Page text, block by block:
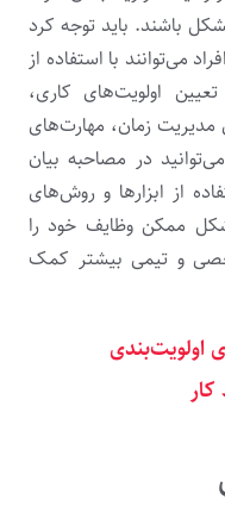
باشند. باید توجه کرد
می‌توانند با استفاده از
اولویت‌های کاری،
مدیریت زمان، مهارت‌های
در مصاحبه بیان
از ابزارها و روش‌های
ممکن وظایف خود را
و تیمی بیشتر کمک
اولویت‌بندی